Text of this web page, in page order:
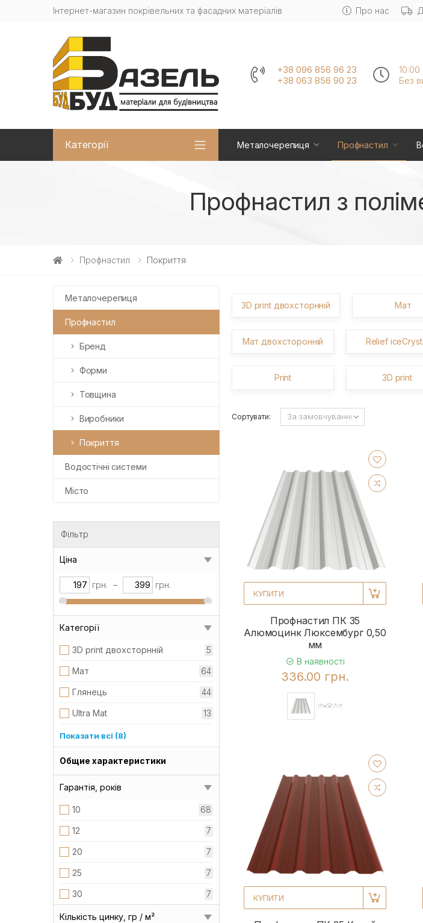
Інтернет-магазин покрівельних та фасадних матеріалів Про нас
+38 096 856 96 23
+38 063 856 90 23
10:00
Без
Категорії Металочерепиця Профнастил
Профнастил з
Профнастил Покриття
Металочерепиця
Профнастил
Бренд
Форми
Товщина
Виробники
Покриття
Водостічні системи
Місто
Фільтр
Ціна
грн. – грн.
Категорії
3D print двохсторнній 5
Мат 64
Глянець 44
Ultra Mat 13
Мат двохсторонній
Pladur wrinkle 7
Показати всі (8)
Общие характеристики
Гарантія, років
10 68
12 7
20 7
25 7
30 7
Кількість цинку, гр / м²
3D print двохсторнній Мат
Мат двохсторонній Relief
Print 3D print
Сортувати:
КУПИТИ
Профнастил ПК 35
Алюмоцинк Люксембург 0,50
мм
В наявності
336.00 грн.
КУПИТИ